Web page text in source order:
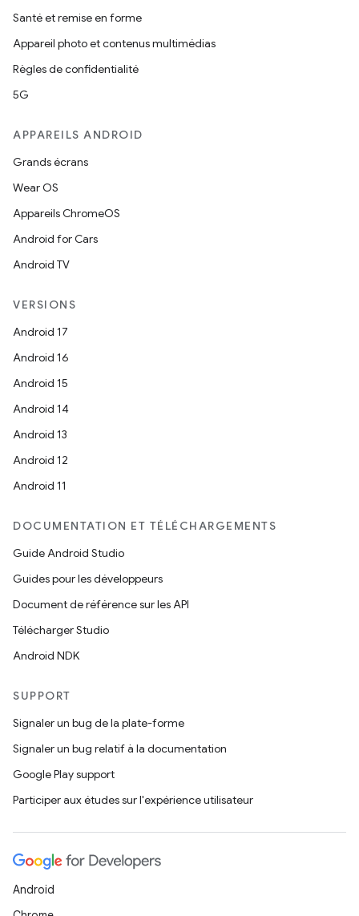
Santé et remise en forme
Appareil photo et contenus multimédias
Règles de confidentialité
5G
APPAREILS ANDROID
Grands écrans
Wear OS
Appareils ChromeOS
Android for Cars
Android TV
VERSIONS
Android 17
Android 16
Android 15
Android 14
Android 13
Android 12
Android 11
DOCUMENTATION ET TÉLÉCHARGEMENTS
Guide Android Studio
Guides pour les développeurs
Document de référence sur les API
Télécharger Studio
Android NDK
SUPPORT
Signaler un bug de la plate-forme
Signaler un bug relatif à la documentation
Google Play support
Participer aux études sur l'expérience utilisateur
Android